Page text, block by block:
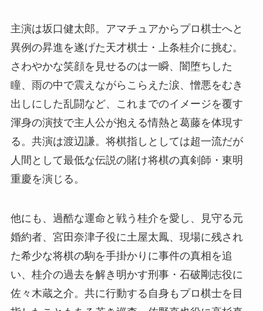
主演は坂口健太郎。アマチュアからプロ棋士へと
異例の昇進を遂げた天才棋士・上条桂介に挑む。
さわやかな笑顔を見せるのは一瞬、闇堕ちした
瞳、雨の中で震えながらこらえた涙、憎悪をむき
出しにした乱闘など、これまでのイメージを覆す
渾身の演技で主人公が抱える情熱と葛藤を体現す
る。共演は渡辺謙。将棋指しとしては超一流だが
人間として最低な伝説の賭け将棋の真剣師・東明
重慶を演じる。
他にも、過酷な運命と戦う桂介を愛し、見守る元
婚約者、宮田奈津子役に土屋太鳳、現場に残され
た希少な将棋の駒を手掛かりに事件の真相を追
い、桂介の過去を解き明かす刑事・石破剛志役に
佐々木蔵之介。共に行動する自身もプロ棋士を目